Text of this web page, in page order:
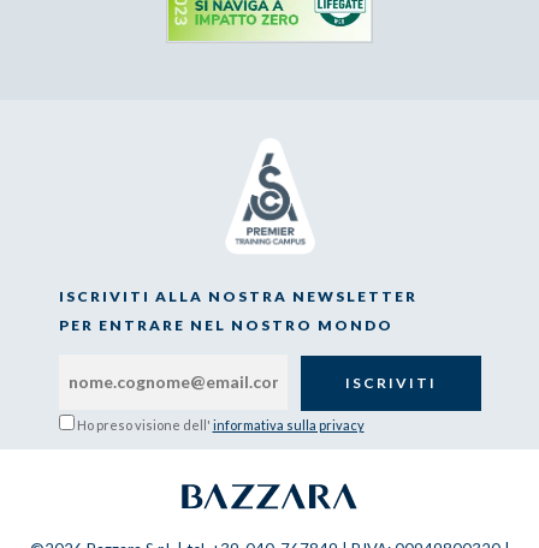
ISCRIVITI ALLA NOSTRA NEWSLETTER
PER ENTRARE NEL NOSTRO MONDO
Ho preso visione dell' informativa sulla privacy